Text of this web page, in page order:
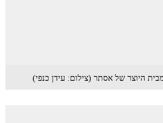
היוצר של אסתר (צילום: עידן כנפי)